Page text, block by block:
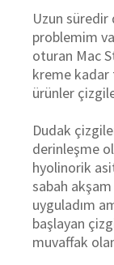
Uzun
problemim
oturan Mac
kreme
ürünler
Dudak
derinleşme
hyolinorik
sabah
uyguladım
başlayan
muvaffak